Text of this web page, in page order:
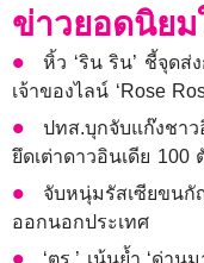
ข่าวยอดนิย
หิ้ว ‘ริน ริน’ ชี้จุดส่
เจ้าของไลน์ ‘Rose
ปทส.บุกจับแก๊งชา
ยึดเต่าดาวอินเดีย
จับหนุ่มรัสเซียขนกั
ออกนอกประเทศ
‘ตร.’ เน้นย้ำ ‘ด่า